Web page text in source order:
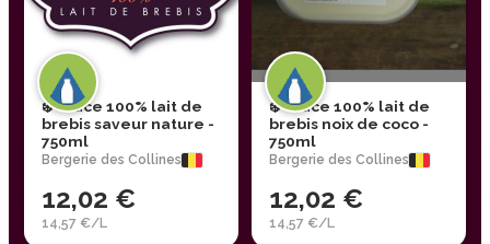
❄️ Glace 100% lait de
brebis saveur nature -
750ml
Bergerie des Collines
12,02 €
14,57 €/L
❄️ Glace 100% lait de
brebis noix de coco -
750ml
Bergerie des Collines
12,02 €
14,57 €/L